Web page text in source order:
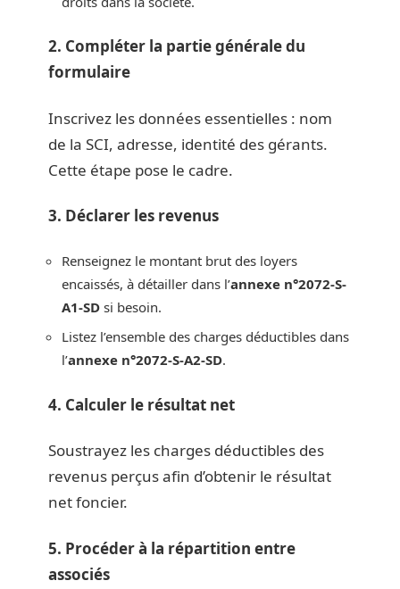
2. Compléter la partie générale du
formulaire
Inscrivez les données essentielles : nom
de la SCI, adresse, identité des gérants.
Cette étape pose le cadre.
3. Déclarer les revenus
Renseignez le montant brut des loyers
encaissés, à détailler dans l’annexe n°2072-S-
A1-SD si besoin.
Listez l’ensemble des charges déductibles dans
l’annexe n°2072-S-A2-SD.
4. Calculer le résultat net
Soustrayez les charges déductibles des
revenus perçus afin d’obtenir le résultat
net foncier.
5. Procéder à la répartition entre
associés